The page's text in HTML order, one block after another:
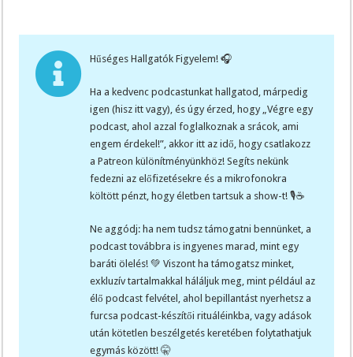
Hűséges Hallgatók Figyelem! 🎧
Ha a kedvenc podcastunkat hallgatod, márpedig
igen (hisz itt vagy), és úgy érzed, hogy „Végre egy
podcast, ahol azzal foglalkoznak a srácok, ami
engem érdekel!”, akkor itt az idő, hogy csatlakozz
a Patreon különítményünkhöz! Segíts nekünk
fedezni az előfizetésekre és a mikrofonokra
költött pénzt, hogy életben tartsuk a show-t! 🎙️☕
Ne aggódj: ha nem tudsz támogatni bennünket, a
podcast továbbra is ingyenes marad, mint egy
baráti ölelés! 💚 Viszont ha támogatsz minket,
exkluzív tartalmakkal háláljuk meg, mint például az
élő podcast felvétel, ahol bepillantást nyerhetsz a
furcsa podcast-készítői rituáléinkba, vagy adások
után kötetlen beszélgetés keretében folytathatjuk
egymás között! 🤫